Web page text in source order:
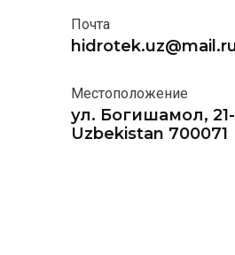
Почта
Местоположение
ул. Богишамол,
Uzbekistan 700071